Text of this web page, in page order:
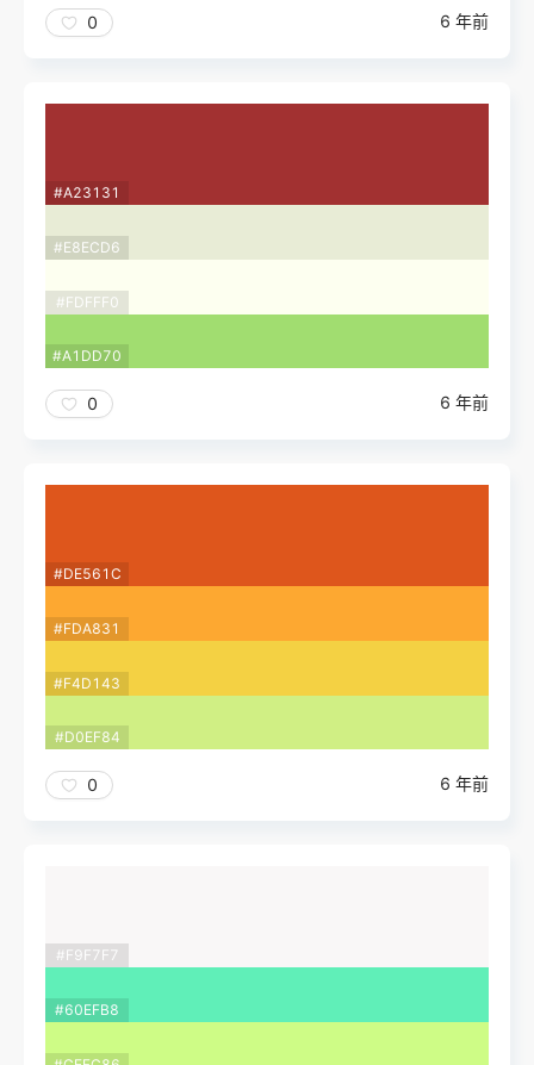
0 6 年前
#A23131
#E8ECD6
#FDFFF0
#A1DD70
0 6 年前
#DE561C
#FDA831
#F4D143
#D0EF84
0 6 年前
#F9F7F7
#60EFB8